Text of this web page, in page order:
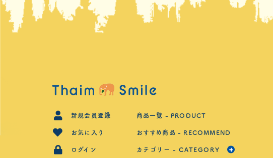
新規会員登録
お気に入り
ログイン
商品一覧 - PRODUCT
おすすめ商品 - RECOMMEND
カテゴリー - CATEGORY